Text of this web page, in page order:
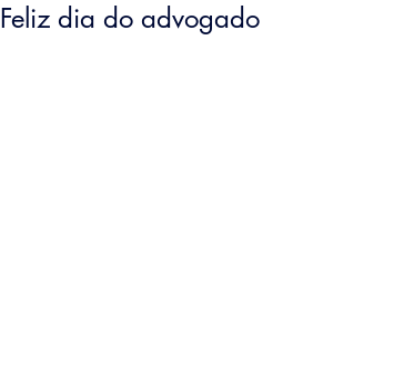
Feliz dia do advogado